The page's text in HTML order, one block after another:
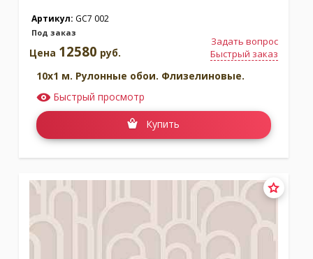
Артикул: GC7 002
Под заказ
Задать вопрос
Быстрый заказ
Цена 12580 руб.
10x1 м. Рулонные обои. Флизелиновые.
Быстрый просмотр
Купить